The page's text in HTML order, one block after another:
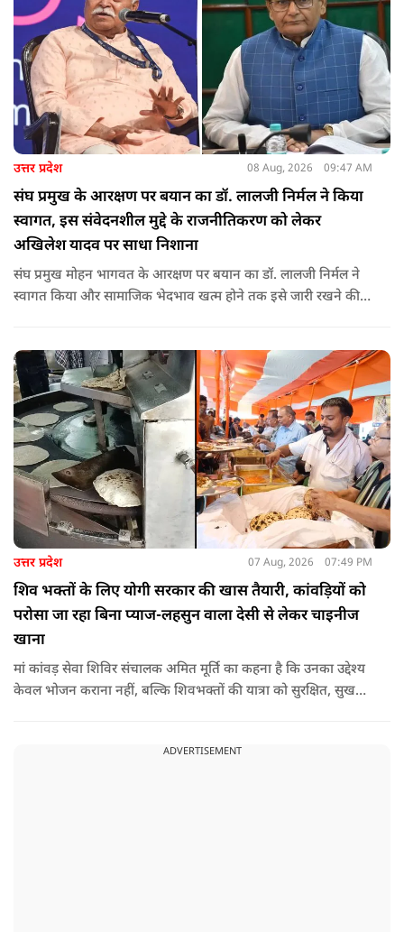
उत्तर प्रदेश 08 Aug, 2026 09:47 AM
संघ प्रमुख के आरक्षण पर बयान का डॉ. लालजी निर्मल ने किया
स्वागत, इस संवेदनशील मुद्दे के राजनीतिकरण को लेकर
अखिलेश यादव पर साधा निशाना
संघ प्रमुख मोहन भागवत के आरक्षण पर बयान का डॉ. लालजी निर्मल ने
स्वागत किया और सामाजिक भेदभाव खत्म होने तक इसे जारी रखने की
उत्तर प्रदेश 07 Aug, 2026 07:49 PM
शिव भक्तों के लिए योगी सरकार की खास तैयारी, कांवड़ियों को
परोसा जा रहा बिना प्याज-लहसुन वाला देसी से लेकर चाइनीज
खाना
मां कांवड़ सेवा शिविर संचालक अमित मूर्ति का कहना है कि उनका उद्देश्य
केवल भोजन कराना नहीं, बल्कि शिवभक्तों की यात्रा को सुरक्षित, सुखद
मानकों का पालन किया जा रहा है.ADVERTISEMENT